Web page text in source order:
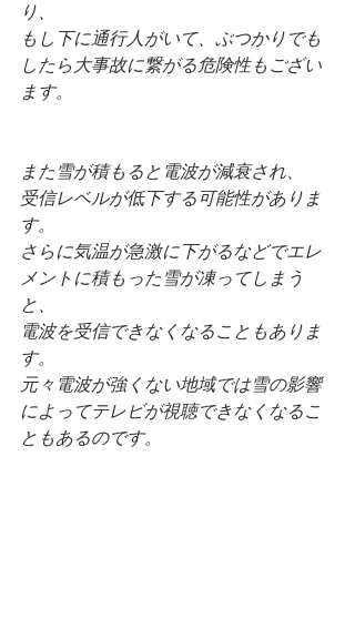
り、
もし下に通行人がいて、ぶつかりでも
したら大事故に繋がる危険性もござい
ます。
また雪が積もると電波が減衰され、
受信レベルが低下する可能性がありま
す。
さらに気温が急激に下がるなどでエレ
メントに積もった雪が凍ってしまう
と、
電波を受信できなくなることもありま
す。
元々電波が強くない地域では雪の影響
によってテレビが視聴できなくなるこ
ともあるのです。